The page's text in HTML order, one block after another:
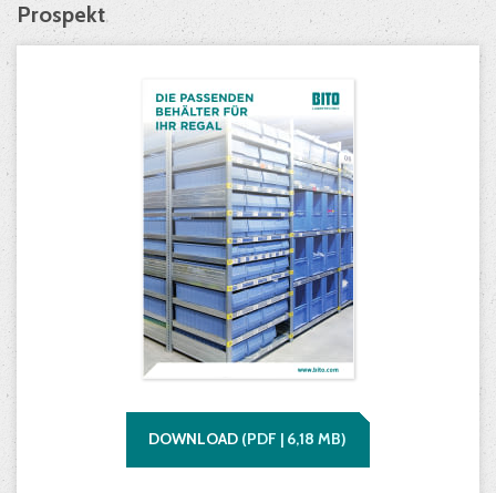
Prospekt
DOWNLOAD (PDF | 6,18 MB)